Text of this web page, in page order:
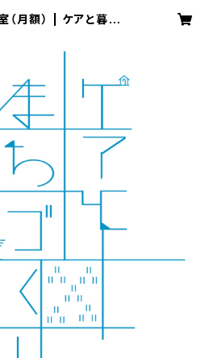
（月額） | ケアと暮らし